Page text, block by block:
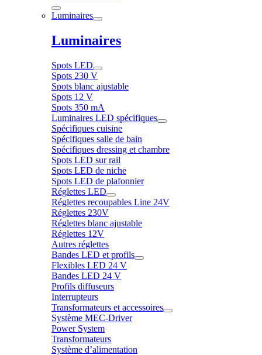
Luminaires
Luminaires
Spots LED
Spots 230 V
Spots blanc ajustable
Spots 12 V
Spots 350 mA
Luminaires LED spécifiques
Spécifiques cuisine
Spécifiques salle de bain
Spécifiques dressing et chambre
Spots LED sur rail
Spots LED de niche
Spots LED de plafonnier
Réglettes LED
Réglettes recoupables Line 24V
Réglettes 230V
Réglettes blanc ajustable
Réglettes 12V
Autres réglettes
Bandes LED et profils
Flexibles LED 24 V
Bandes LED 24 V
Profils diffuseurs
Interrupteurs
Transformateurs et accessoires
Système MEC-Driver
Power System
Transformateurs
Système d’alimentation